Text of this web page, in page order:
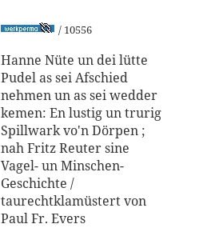
/ 10556
Hanne Nüte un dei lütte
Pudel as sei Afschied
nehmen un as sei wedder
kemen: En lustig un trurig
Spillwark vo'n Dörpen ;
nah Fritz Reuter sine
Vagel- un Minschen-
Geschichte /
taurechtklamüstert von
Paul Fr. Evers